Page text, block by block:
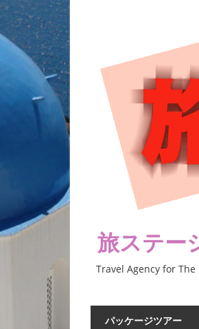
ン
ス
キ
プ
旅ステー
Travel Agency for The
パッケージツアー